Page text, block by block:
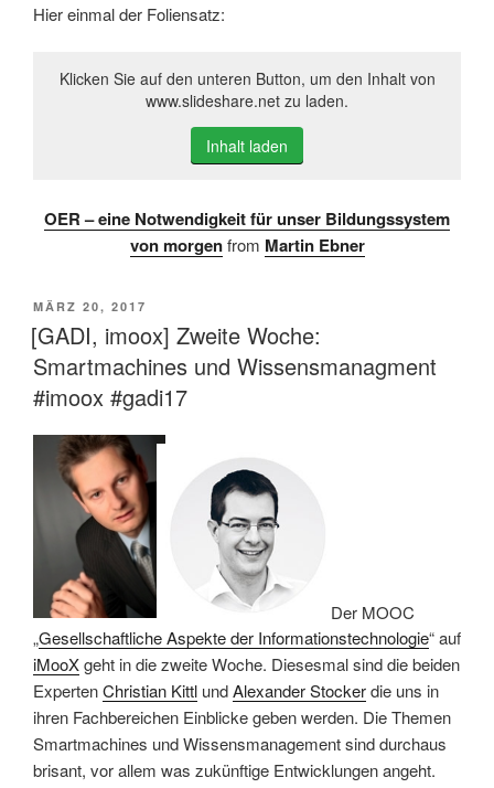
Hier einmal der Foliensatz:
Klicken Sie auf den unteren Button, um den Inhalt von
www.slideshare.net zu laden.
Inhalt laden
OER – eine Notwendigkeit für unser Bildungssystem
von morgen from Martin Ebner
VERÖFFENTLICHT
AM
MÄRZ 20, 2017
[GADI, imoox] Zweite Woche:
Smartmachines und Wissensmanagment
#imoox #gadi17
Der MOOC
„Gesellschaftliche Aspekte der Informationstechnologie“ auf
iMooXgeht in die zweite Woche. Diesesmal sind die beiden
ExpertenChristian Kittl undAlexander Stockerdie uns in
ihren Fachbereichen Einblicke geben werden. Die Themen
Smartmachines und Wissensmanagement sind durchaus
brisant, vor allem was zukünftige Entwicklungen angeht.